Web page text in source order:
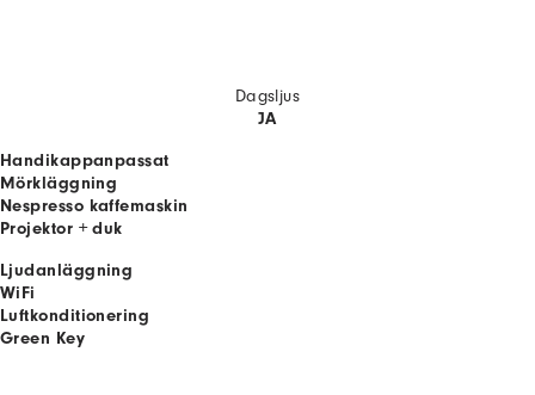
Dagsljus
JA
Handikappanpassat
Mörkläggning
Nespresso kaffemaskin
Projektor + duk
Ljudanläggning
WiFi
Luftkonditionering
Green Key